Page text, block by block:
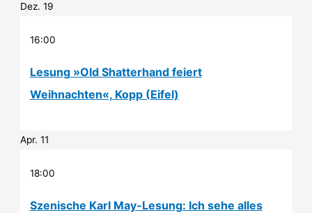
Dez.19
16:00
Lesung »Old Shatterhand feiert
Weihnachten«, Kopp (Eifel)
Apr.11
18:00
Szenische Karl May-Lesung: Ich sehe alles